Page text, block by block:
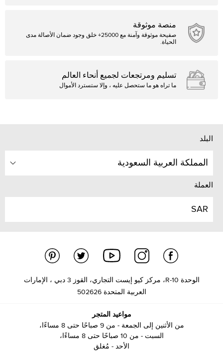
منصة موثوقة
صفيحة موثوقة وآمنة مع 25000+ خلق وجود ضمان الأصالة مدى
الحياة.
تسليم ومرتجعات لجميع أنحاء العالم
ما تراه هو ما ستحصل عليه ، وإلا ستسترد الأموال
البلد
المملكة العربية السعودية
العملة
SAR
الوحدة R-10، مركز كيو إيست التجاري، القوز 3 دبي ، الإمارات
العربية المتحدة 502626
مواعيد المتجر
من الأثنين إلى الجمعة - من 9 صباحًا حتى 8 مساءًا،
السبت - من 10 صباحًا حتى 8 مساءًا،
الأحد - مُغلق